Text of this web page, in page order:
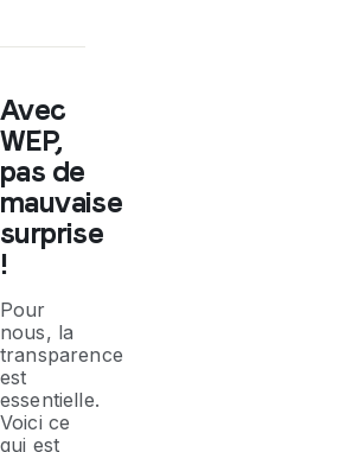
Avec
WEP,
pas de
mauvaise
surprise
!
Pour
nous, la
transparence
est
essentielle.
Voici ce
qui est